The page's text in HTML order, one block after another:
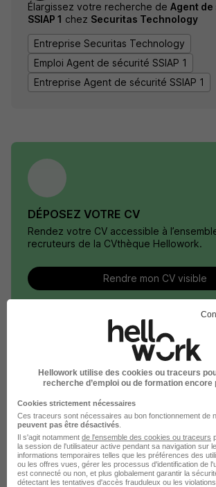
Élargissez votre recherche de Agent
SSIAP 1 chez Securitas Technology
Entreprise Securitas Technology
Emploi Agent de sécurité SSIAP 1
Entreprise Agent de sécurité SSIAP 1
DÉPOSEZ VOTRE CV
Rendez votre CV accessible à
recruteurs de la CVthèque Hellowork.
Rendre mon CV visible
Le Recrutement chez
Technology dans le
Securitas Technology Technicien alarme
Securitas Technology Agent de sécurité
Securitas Technology Technicien en
Hellowork utilise des cookies ou traceurs
recherche d’emploi ou de formation encore
Cookies strictement nécessaires
Ces traceurs sont nécessaires au bon fonctionnement de
peuvent pas être désactivés
Il s'agit notamment de l'ensemble des cookies ou traceurs
la session de l'utilisateur active pendant sa navigation sur
informations temporaires telles que les préférences des
ou les offres vues, gérer les processus d'identification de
est connecté ou non, et plus globalement garantir la
détectant les tentatives d'accès frauduleux ou les